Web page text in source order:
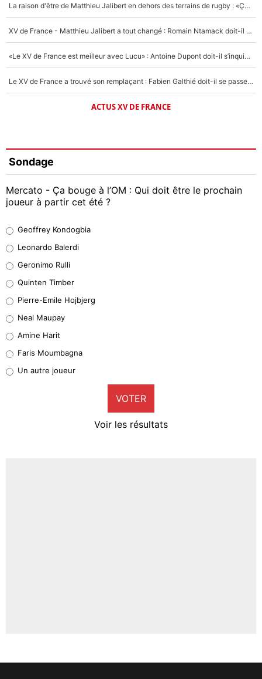
La raison d'être de Matthieu Jalibert en dehors des terrains de rugby : «Ça m'atteint autant que si tu touches à un membre de ma famille»
XV de France - Matthieu Jalibert a tout changé : Romain Ntamack doit-il s’inquiéter pour sa place à un an de la Coupe du monde ?
«Le XV de France est meilleur avec Lucu» : Antoine Dupont doit-il s’inquiéter pour sa place ?
Le XV de France a trouvé son remplaçant : Fabien Galthié doit-il se passer d'Antoine Dupont ?
ACTUS XV DE FRANCE
Sondage
Mercato - Ça bouge à l’OM : Qui doit être le prochain
joueur à partir cet été ?
38%
32%
5%
1%
9%
Geoffrey Kondogbia
Leonardo Balerdi
Geronimo Rulli
Quinten Timber
Pierre-Emile Hojbjerg
Neal Maupay
Amine Harit
Faris Moumbagna
Un autre joueur
VOTER
Voir les résultats